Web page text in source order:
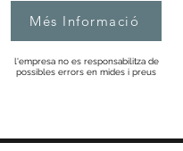
Més Informació
l'empresa no es responsabilitza de
possibles errors en mides i preus